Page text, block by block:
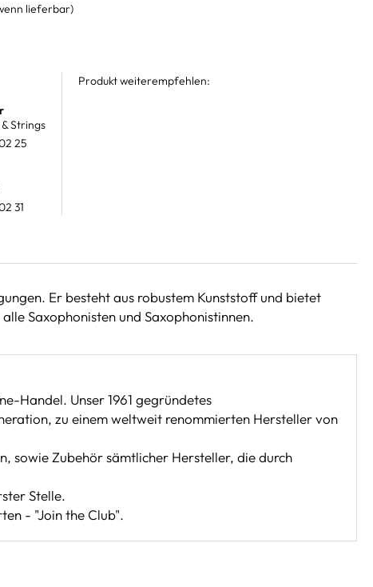
lieferbar)
Strings
25
31
Produkt weiterempfehlen:
Er besteht aus robustem Kunststoff und bietet
Saxophonisten und Saxophonistinnen.
Handel. Unser 1961 gegründetes
zu einem weltweit renommierten Hersteller von
sowie Zubehör sämtlicher Hersteller, die durch
Stelle.
- "Join the Club".